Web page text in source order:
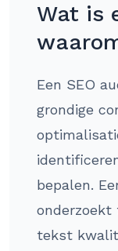
Wat is
Een SEO
grondige
bepalen.
onderzoekt
tekst